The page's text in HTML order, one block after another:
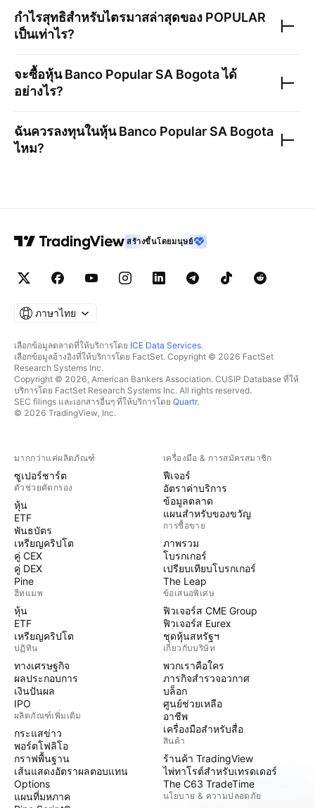
กำไรสุทธิสำหรับไตรมาสล่าสุดของ POPULAR
เป็นเท่าไร?
จะซื้อหุ้นBanco Popular SA Bogotaได้
อย่างไร?
ฉันควรลงทุนในหุ้นBanco Popular SA Bogota
ไหม?
สร้างขึ้นโดยมนุษย์
ภาษาไทย
เลือกข้อมูลตลาดที่ให้บริการโดย ICE Data Services.
เลือกข้อมูลอ้างอิงที่ให้บริการโดย FactSet. Copyright © 2026 FactSet
Research Systems Inc.
Copyright © 2026, American Bankers Association. CUSIP Database ที่ให้
บริการโดย FactSet Research Systems Inc. All rights reserved.
SEC filings และเอกสารอื่นๆ ที่ให้บริการโดย Quartr.
© 2026 TradingView, Inc.
มากกว่าแค่ผลิตภัณฑ์
ซูเปอร์ชาร์ต
ตัวช่วยคัดกรอง
หุ้น
ETF
พันธบัตร
เหรียญคริปโต
คู่ CEX
คู่ DEX
Pine
ฮีทแมพ
หุ้น
ETF
เหรียญคริปโต
ปฏิทิน
ทางเศรษฐกิจ
ผลประกอบการ
เงินปันผล
IPO
ผลิตภัณฑ์เพิ่มเติม
กระแสข่าว
พอร์ตโฟลิโอ
กราฟพื้นฐาน
เส้นแสดงอัตราผลตอบแทน
Options
แผนที่มหภาค
เครื่องมือ & การสมัครสมาชิก
ฟีเจอร์
อัตราค่าบริการ
ข้อมูลตลาด
แผนสำหรับของขวัญ
การซื้อขาย
ภาพรวม
โบรกเกอร์
เปรียบเทียบโบรกเกอร์
The Leap
ข้อเสนอพิเศษ
ฟิวเจอร์ส CME Group
ฟิวเจอร์ส Eurex
ชุดหุ้นสหรัฐฯ
เกี่ยวกับบริษัท
พวกเราคือใคร
ภารกิจสำรวจอวกาศ
บล็อก
ศูนย์ช่วยเหลือ
อาชีพ
เครื่องมือสำหรับสื่อ
สินค้า
ร้านค้า TradingView
ไพ่ทาโรต์สำหรับเทรดเดอร์
The C63 TradeTime
นโยบาย & ความปลอดภัย